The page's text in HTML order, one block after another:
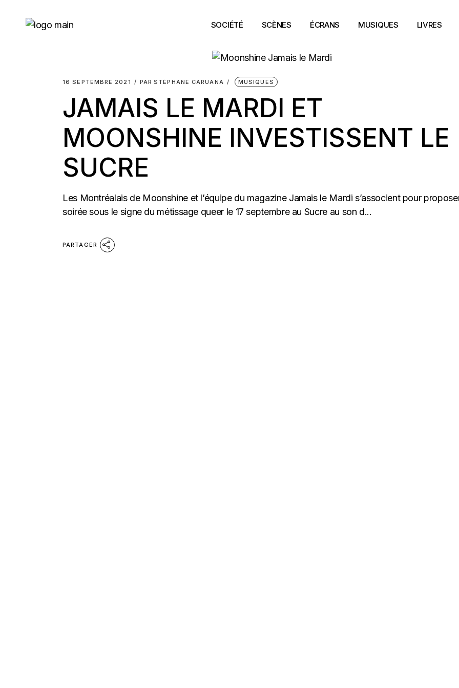
SOCIÉTÉ SCÈNES ÉCRANS MUSIQUES LIVRES
16 SEPTEMBRE 2021 PAR STÉPHANE CARUANA MUSIQUES
JAMAIS LE MARDI ET
MOONSHINE INVESTISSENT LE
SUCRE
Les Montréalais de Moonshine et l’équipe du magazine Jamais le Mardi s’associent pour
soirée sous le signe du métissage queer le 17 septembre au Sucre au son d...
PARTAGER